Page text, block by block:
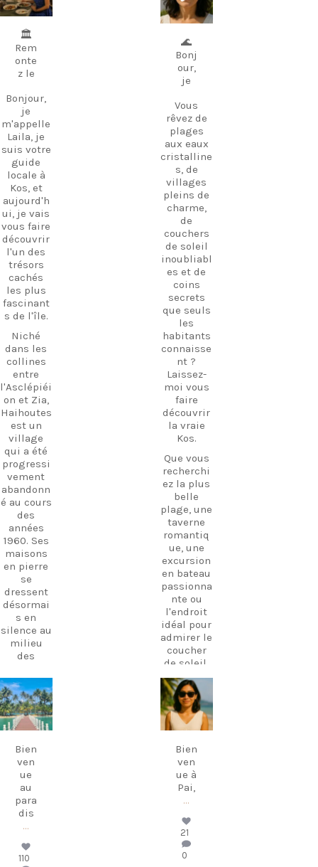
🏛️
Rem
onte
z le
Bonjour,
je
m'appelle
Laila, je
suis votre
guide
locale à
Kos, et
aujourd'h
ui, je vais
vous faire
découvrir
l'un des
trésors
cachés
les plus
fascinant
s de l'île.
Niché
dans les
collines
entre
l'Asclépiéi
on et Zia,
Haihoutes
est un
village
qui a été
progressi
vement
abandonn
é au cours
des
années
1960. Ses
maisons
en pierre
se
dressent
désormai
s en
silence au
milieu
des
témoigna
nt d'une
époque
révolue.
Ces
dernières
années, le
cœur du
village a
retrouvé
une
à un café
et une
25 juin
🌊
Bonj
our,
je
Vous
rêvez de
plages
aux eaux
cristalline
s, de
villages
pleins de
charme,
de
couchers
de soleil
inoubliabl
es et de
coins
secrets
que seuls
les
habitants
connaisse
nt ?
Laissez-
moi vous
faire
découvrir
la vraie
Kos.
Que vous
recherchi
ez la plus
belle
plage, une
taverne
romantiq
ue, une
excursion
en bateau
passionna
nte ou
l'endroit
idéal pour
admirer le
coucher
de soleil,
je suis là
pour vous
aider à
découvrir
l'île
jamais
auparavan
t.
parfaites,
ça
commenc
e par une
carpediem.tr
avel.guide
Bien
ven
ue
au
para
dis
...
110
carpediem.tr
avel.guide
novembre
Bien
ven
ue à
Pai,
...
21
0